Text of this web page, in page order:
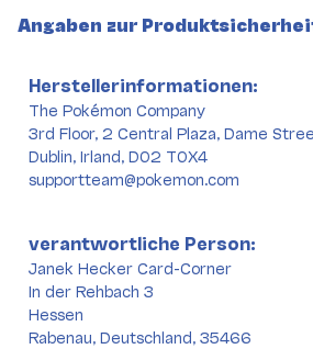
Angaben zur
Herstellerinformationen:
The Pokémon Company
3rd Floor, 2 Central Plaza, Dame
Dublin, Irland, D02 T0X4
supportteam@pokemon.com
verantwortliche Person:
Janek Hecker Card-Corner
In der Rehbach 3
Hessen
Rabenau, Deutschland, 35466